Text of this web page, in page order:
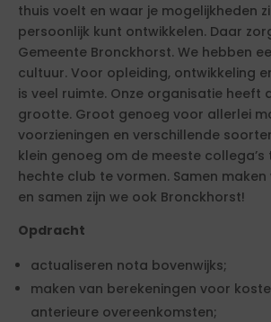
thuis voelt en waar je mogelijkheden
persoonlijk kunt ontwikkelen. Daar
Gemeente Bronckhorst. We hebben
cultuur. Voor opleiding, ontwikkeling
is veel ruimte. Onze organisatie heeft
grootte. Groot genoeg voor allerlei
voorzieningen en verschillende
klein genoeg om de meeste collega’s
hechte club te vormen. Samen
en samen zijn we ook Bronckhorst!
Opdracht
actualiseren nota bovenwijks;
maken van berekeningen voor
anterieure overeenkomsten;